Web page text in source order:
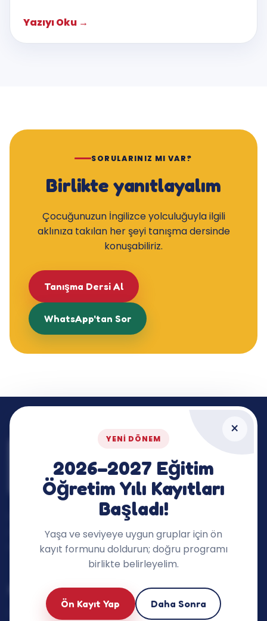
Yazıyı Oku →
SORULARINIZ MI VAR?
Birlikte yanıtlayalım
Çocuğunuzun İngilizce yolculuğuyla ilgili
aklınıza takılan her şeyi tanışma dersinde
konuşabiliriz.
Tanışma Dersi Al
WhatsApp'tan Sor
×
YENI DÖNEM
2026–2027 Eğitim
Öğretim Yılı Kayıtları
Başladı!
Yaşa ve seviyeye uygun gruplar için ön
kayıt formunu doldurun; doğru programı
birlikte belirleyelim.
Ön Kayıt Yap Daha Sonra
İngilizceyi dersin dışına taşıyan, çocukların
merakını ve konuşma cesaretini destekleyen
öğrenme ekosistemi.
Eğitimlerimiz
Oyun Grupları (3–5 yaş)